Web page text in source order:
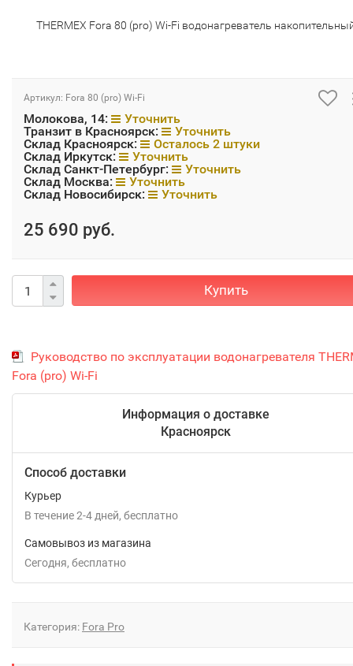
THERMEX Fora 80 (pro) Wi-Fi водонагреватель
Артикул: Fora 80 (pro) Wi-Fi
Молокова, 14:
Уточнить
Транзит в Красноярск:
Уточнить
Склад Красноярск:
Осталось 2 штуки
Склад Иркутск:
Уточнить
Склад Санкт-Петербург:
Уточнить
Склад Москва:
Уточнить
Склад Новосибирск:
Уточнить
25 690 руб.
Купить
Руководство по эксплуатации водонагревателя
Fora (pro) Wi-Fi
Информация о доставке
Красноярск
Способ доставки
Курьер
В течение2-4 дней Бесплатно
Самовывоз из магазина
Сегодня
Бесплатно
Категория: Fora Pro